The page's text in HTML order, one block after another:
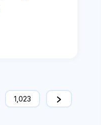
1,023